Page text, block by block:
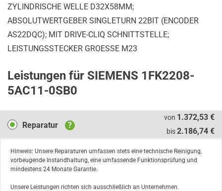
ZYLINDRISCHE WELLE D32X58MM;
ABSOLUTWERTGEBER SINGLETURN 22BIT (ENCODER
AS22DQC); MIT DRIVE-CLIQ SCHNITTSTELLE;
LEISTUNGSSTECKER GROESSE M23
Leistungen für SIEMENS 1FK2208-
5AC11-0SB0
Reparatur
Reparatur ?
von 1.372,53 €
bis2.186,74 €
Hinweis: Unsere Reparaturen umfassen stets eine technische Reinigung,
vorbeugende Instandhaltung, eine umfassende Funktionsprüfung und
mindestens 24 Monate Garantie.
Unsere Leistungen richten sich ausschließlich an Unternehmen.